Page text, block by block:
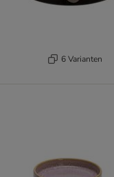
6 Varianten